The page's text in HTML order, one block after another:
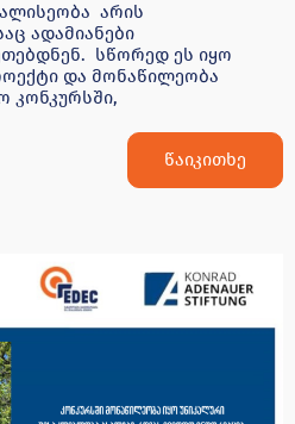
არის
ადამიანები
სწორედ ეს იყო
და მონაწილეობა
კონკურსში,
წაიკითხე